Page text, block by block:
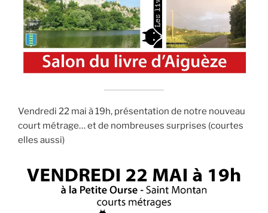
Vendredi 22 mai à 19h, présentation de notre nouveau
court métrage… et de nombreuses surprises (courtes
elles aussi)